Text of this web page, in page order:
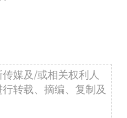
媒及/或相关权利人
转载、摘编、复制及